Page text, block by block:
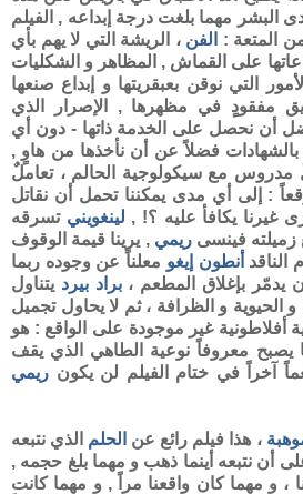
البشر مهما بلغت درجة إبداعه , الفيلم
المتعة :
الفن ، الريشة التي لا يهم بأي
على القماش , المظاهر و الشكليات
التي نوقن بعبقريتها و إبداع صنعها
مفقودٍ في مظهرها , الإصرار الذي
أن نحصل على الخدمة ذاتها - دون أي
فضلاً عن أن نأخذها من هاوٍ ,
مدروس مع سيكولوجية الحالم ، تعاملٌ
: إلى أي مدى يمكننا تحمل أن نقاتل
غيرنا يكافأ عليه ؟! , لينغوينيتسرقه
زميلته فينسىريمي , يرينا قيمة الوقوف
الناقد أنطون إيغو معلناً عن وجوده ربما
بإغلاق المطعم ،براد بيرد يتناول
الحيوية و الظرافة ، ثم لا يحاول تجميل
أفلاطونية غير موجودة على الواقع : هو
يصبح معروفاً نوعية الطاهي الذي يقف
آخراً في ختام الفيلم لن يكون ريمي
، هذا فيلم رائع عن الحلم الذي نتبعه
أن نتبعه أينما ذهب و مهما بلغ حجمه ,
، و مهما كان واقعنا مراً , و مهما كانت